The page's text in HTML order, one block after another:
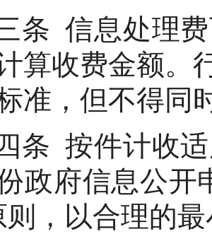
条 信息处理
算收费金额。
准，但不得同
条 按件计收
政府信息公开
则，以合理的